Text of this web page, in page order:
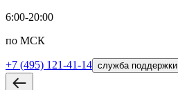
6:00-20:00
по МСК
+7 (495) 121-41-14 служба поддержки